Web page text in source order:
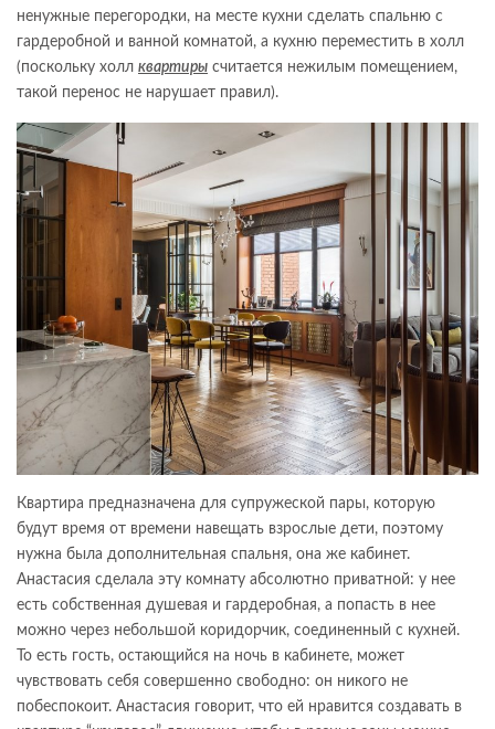
ненужные перегородки, на месте кухни сделать спальню с
гардеробной и ванной комнатой, а кухню переместить в холл
(поскольку холл квартиры считается нежилым помещением,
такой перенос не нарушает правил).
Квартира предназначена для супружеской пары, которую
будут время от времени навещать взрослые дети, поэтому
нужна была дополнительная спальня, она же кабинет.
Анастасия сделала эту комнату абсолютно приватной: у нее
есть собственная душевая и гардеробная, а попасть в нее
можно через небольшой коридорчик, соединенный с кухней.
То есть гость, остающийся на ночь в кабинете, может
чувствовать себя совершенно свободно: он никого не
побеспокоит. Анастасия говорит, что ей нравится создавать в